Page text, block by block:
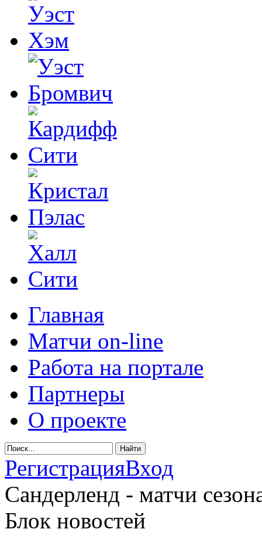
Главная
Матчи on-line
Работа на портале
Партнеры
О проекте
РегистрацияВход
Сандерленд - матчи
Блок новостей